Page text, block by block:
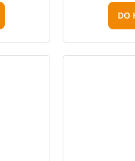
DO